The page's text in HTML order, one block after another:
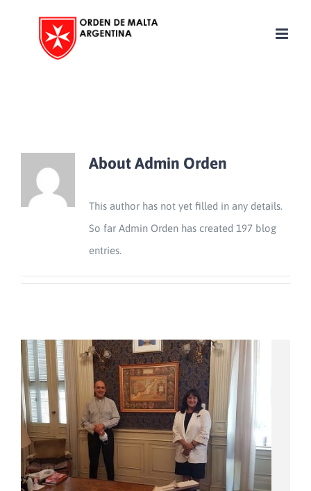
AboutAdmin Orden
This author has not yet filled in any details.
So far Admin Orden has created 197 blog
entries.